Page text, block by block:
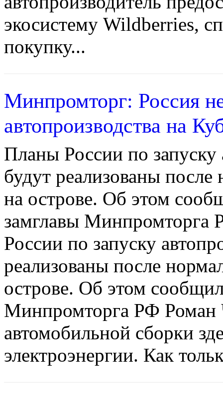
экосистему Wildberries,
покупку...
Минпромторг: Россия
автопроизводства на
Планы России по запуску
будут реализованы
на острове. Об этом
замглавы
России по запуску
реализованы после
острове. Об этом
Минпромторга РФ Роман
автомобильной сборки
электроэнергии. Как